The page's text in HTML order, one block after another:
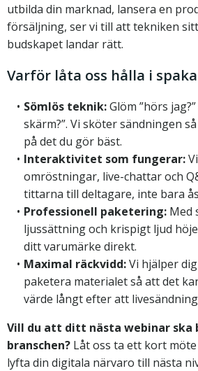
utbilda din marknad, lansera en
försäljning, ser vi till att tekniken
budskapet landar rätt.
Varför låta oss hålla i
Sömlös teknik:Glöm ”hörs
skärm?”. Vi sköter sändningen
på det du gör bäst.
Interaktivitet som fungerar:
omröstningar, live-chattar och
tittarna till deltagare, inte bara
Professionell paketering:Med
ljussättning och krispigt ljud
ditt varumärke direkt.
Maximal räckvidd:Vi hjälper
paketera materialet så att det
värde långt efter att
Vill du att ditt nästa webinar ska
branschen? Låt oss ta ett kort
lyfta din digitala närvaro till nästa